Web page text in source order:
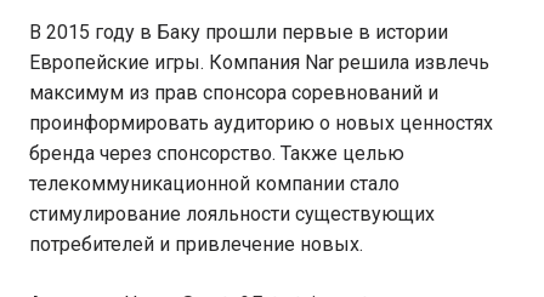
В 2015 году в Баку прошли первые в истории
Европейские игры. Компания Nar решила извлечь
максимум из прав спонсора соревнований и
проинформировать аудиторию о новых ценностях
бренда через спонсорство. Также целью
телекоммуникационной компании стало
стимулирование лояльности существующих
потребителей и привлечение новых.